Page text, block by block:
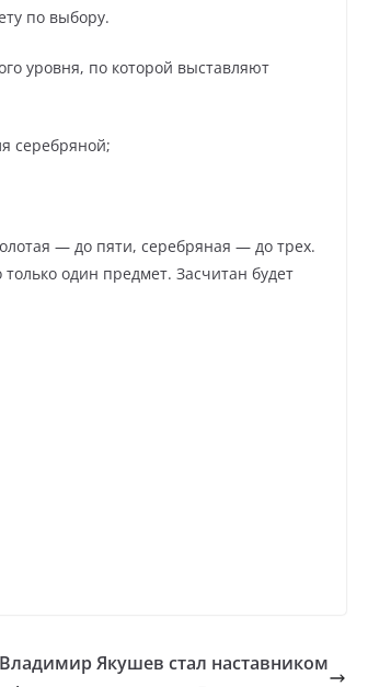
по выбору.
уровня, по которой выставляют
серебряной;
— до пяти, серебряная — до трех.
один предмет. Засчитан будет
Владимир Якушев стал наставником